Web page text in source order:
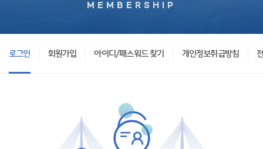
MEMBERSHIP
로그인 회원가입 아이디/패스워드 찾기 개인정보취급방침